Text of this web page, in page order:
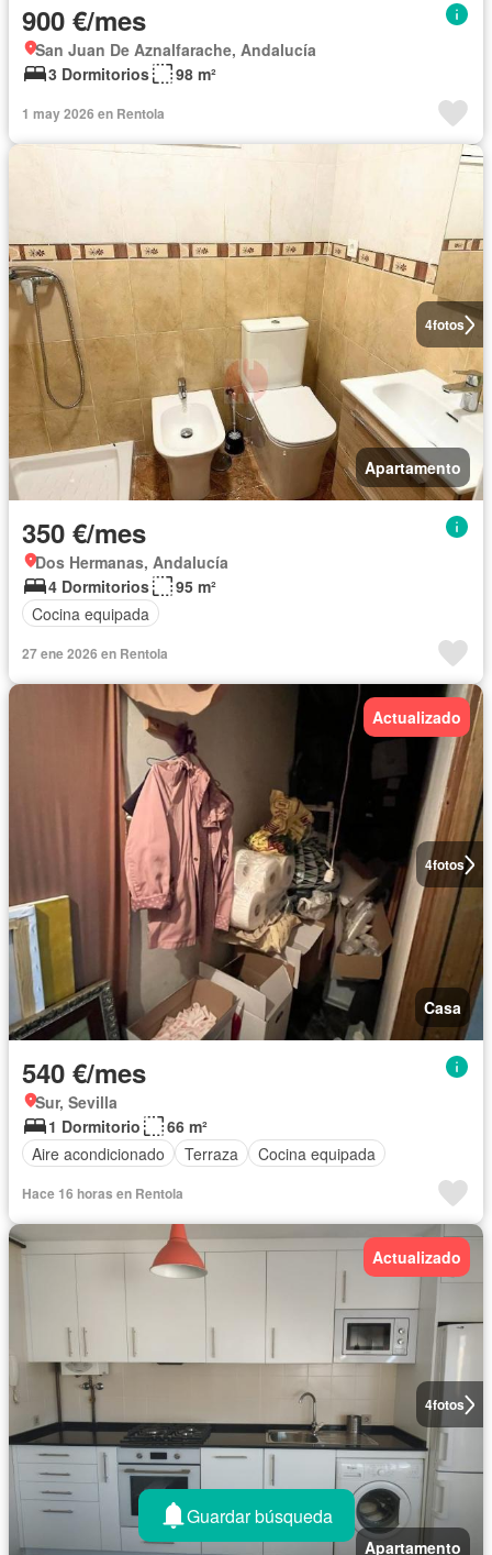
900 €/mes
San Juan De Aznalfarache, Andalucía
3 Dormitorios
98 m²
1 may 2026 en Rentola
4fotos
Apartamento
350 €/mes
Dos Hermanas, Andalucía
4 Dormitorios
95 m²
Cocina equipada
27 ene 2026 en Rentola
4fotos
Actualizado
Casa
540 €/mes
Sur, Sevilla
1 Dormitorio
66 m²
Aire acondicionado
Terraza Cocina equipada
Hace 16 horas en Rentola
4fotos
Actualizado
Apartamento
Guardar búsqueda